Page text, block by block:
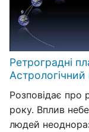
Ретроградні
Розповідає про
року. Вплив
людей